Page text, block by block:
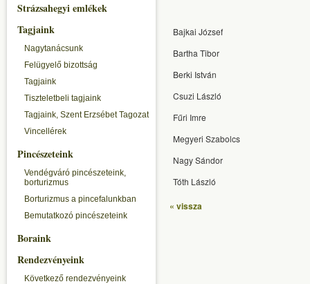
Strázsahegyi emlékek
Tagjaink
Nagytanácsunk
Felügyelő bizottság
Tagjaink
Tiszteletbeli tagjaink
Tagjaink, Szent Erzsébet Tagozat
Vincellérek
Pincészeteink
Vendégváró pincészeteink,
borturizmus
Borturizmus a pincefalunkban
Bemutatkozó pincészeteink
Boraink
Rendezvényeink
Következő rendezvényeink
Bajkai József
Bartha Tibor
Berki István
Csuzi László
Fűri Imre
Megyeri Szabolcs
Nagy Sándor
Tóth László
« vissza